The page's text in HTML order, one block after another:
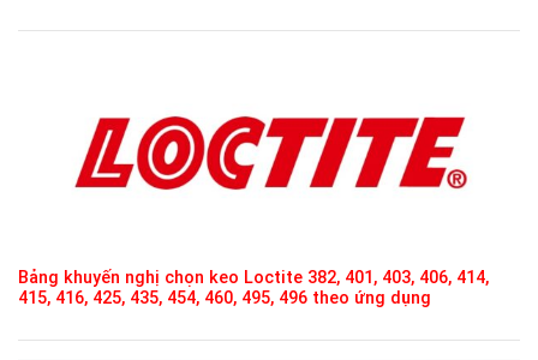
Bảng khuyến nghị chọn keo Loctite 382, 401, 403, 406, 414,
415, 416, 425, 435, 454, 460, 495, 496 theo ứng dụng